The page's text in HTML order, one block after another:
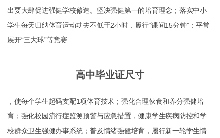
出要大肆促进强健学校修造。坚决强健第一的培育理念；落实中小
学生每天归纳体育运动功夫不低于2小时，履行“课间15分钟”；平常
展开“三大球”等竞赛
高中毕业证尺寸
，使每个学生起码支配1项体育技术；强化合理伙食和养分强健培
育；强化校园流行症监测预警与应急措置，健康学生疾病防控和学
校群众卫生强健办事系统；普及情绪强健培育，履行新一轮学生情